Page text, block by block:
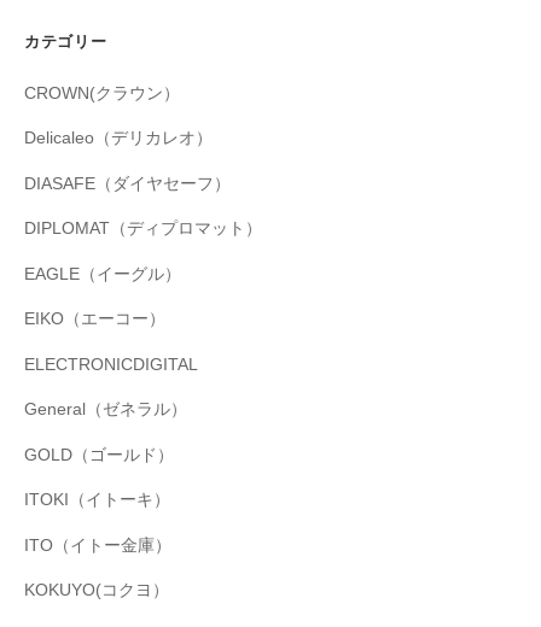
カテゴリー
CROWN(クラウン）
Delicaleo（デリカレオ）
DIASAFE（ダイヤセーフ）
DIPLOMAT（ディプロマット）
EAGLE（イーグル）
EIKO（エーコー）
ELECTRONICDIGITAL
General（ゼネラル）
GOLD（ゴールド）
ITOKI（イトーキ）
ITO（イトー金庫）
KOKUYO(コクヨ）